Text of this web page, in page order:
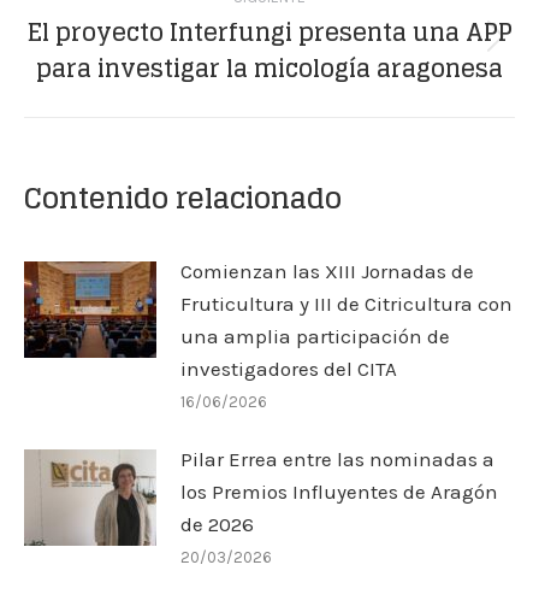
Publicación
siguiente:
El proyecto Interfungi presenta una APP
para investigar la micología aragonesa
Contenido relacionado
Comienzan las XIII Jornadas de
Fruticultura y III de Citricultura con
una amplia participación de
investigadores del CITA
16/06/2026
Pilar Errea entre las nominadas a
los Premios Influyentes de Aragón
de 2026
20/03/2026